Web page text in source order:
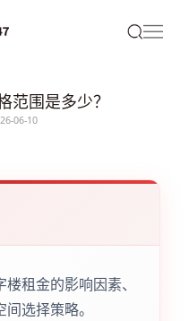
范围是多少？
06-10
租金的影响因素、
选择策略。